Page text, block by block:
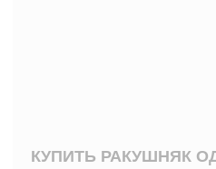
КУПИТЬ РАКУШНЯК